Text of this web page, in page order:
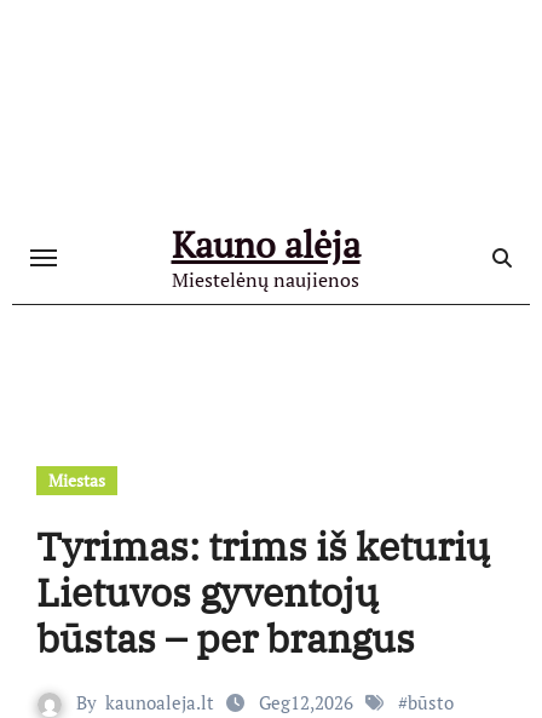
Kauno alėja
Miestelėnų naujienos
Miestas
Tyrimas: trims iš keturių
Lietuvos gyventojų
būstas – per brangus
By kaunoaleja.lt Geg12,2026 #būsto